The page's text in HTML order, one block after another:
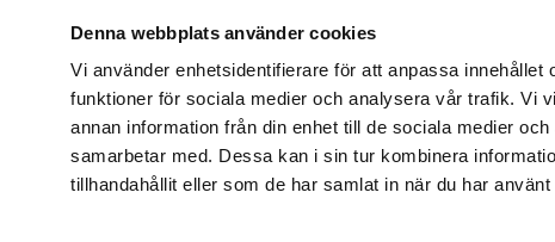
Denna webbplats använder cookies
Vi använder enhetsidentifierare för att anpassa innehållet
funktioner för sociala medier och analysera vår trafik. Vi
annan information från din enhet till de sociala medier
samarbetar med. Dessa kan i sin tur kombinera
tillhandahållit eller som de har samlat in när du har